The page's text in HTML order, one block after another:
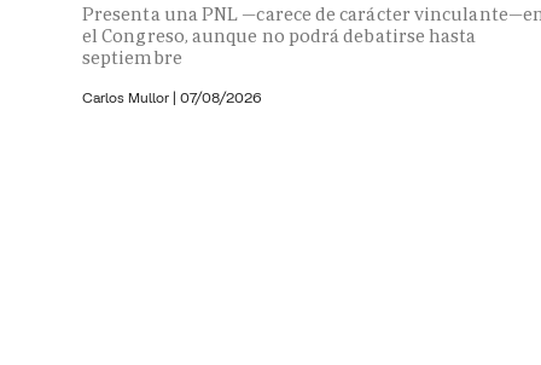
Presenta una PNL —carece de carácter
el Congreso, aunque no podrá debatirse hasta
septiembre
Carlos Mullor | 07/08/2026